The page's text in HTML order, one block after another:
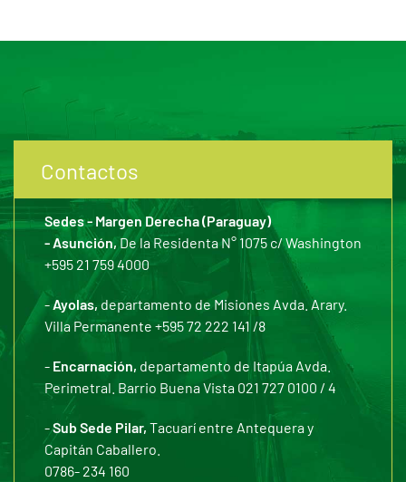
Contactos
Sedes - Margen Derecha (Paraguay)
- Asunción,De la Residenta N° 1075 c/ Washington
+595 21 759 4000
-Ayolas, departamento de Misiones Avda. Arary.
Villa Permanente +595 72 222 141 /8
- Encarnación, departamento de Itapúa Avda.
Perimetral. Barrio Buena Vista 021 727 0100 / 4
-Sub Sede Pilar, Tacuarí entre Antequera y
Capitán Caballero.
0786- 234 160